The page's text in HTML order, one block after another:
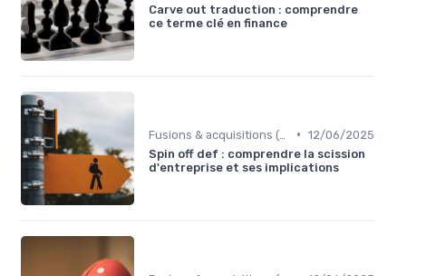
Carve out traduction : comprendre
ce terme clé en finance
• 12/06/2025
Spin off def : comprendre la scission
d'entreprise et ses implications